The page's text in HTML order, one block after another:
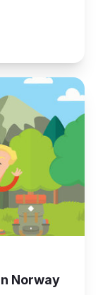
Norway